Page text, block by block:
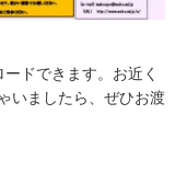
ドできます。お近く
いましたら、ぜひお渡